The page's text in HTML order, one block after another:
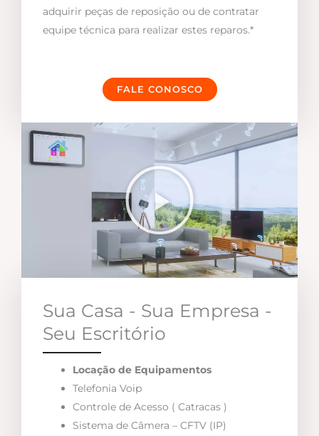
adquirir peças de reposição ou de contratar
equipe técnica para realizar estes reparos.*
FALE CONOSCO
Sua Casa - Sua Empresa -
Seu Escritório
Locação de Equipamentos
Telefonia Voip
Controle de Acesso ( Catracas )
Sistema de Câmera – CFTV (IP)